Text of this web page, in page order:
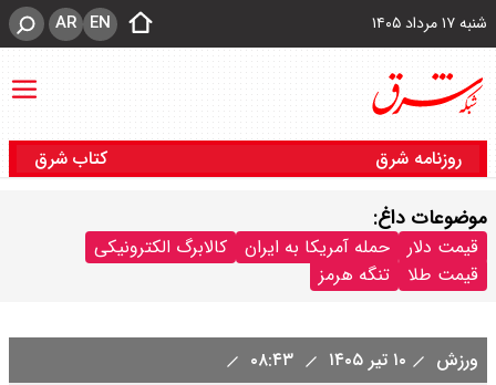
شنبه ۱۷ مرداد ۱۴۰۵ EN
AR
روزنامه شرق کتاب شرق
موضوعات داغ:
قیمت دلار حمله آمریکا به ایران
کالابرگ الکترونیکی
قیمت طلا
تنگه هرمز
ورزش ۱۰ تیر ۱۴۰۵